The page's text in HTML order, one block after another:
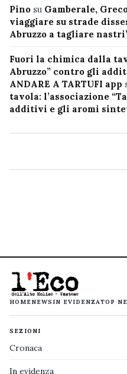
Pino su Gamberale,
viaggiare su strade
Abruzzo a tagliare
Fuori la chimica dalla
Abruzzo” contro gli
ANDARE A TARTUFI app
tavola: l’associazione
additivi e gli aromi
HOMENEWS IN EVIDENZATOP
SEZIONI
Cronaca
In evidenza